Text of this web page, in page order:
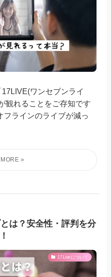
ワンセブンライ
観れることをご存知です
ラインのライブが減っ
は？安全性・評判を分
17Liveについて